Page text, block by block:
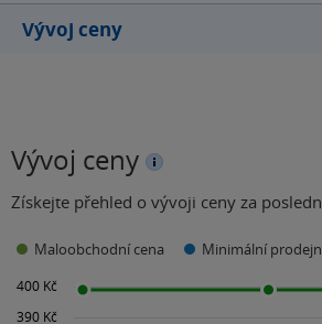
své rodině poznamenané
příbuzenstvím s Lídou…
Vývoj ceny
Vývoj ceny
Získejte přehled o vývoji ceny za
Maloobchodní cena Minimální